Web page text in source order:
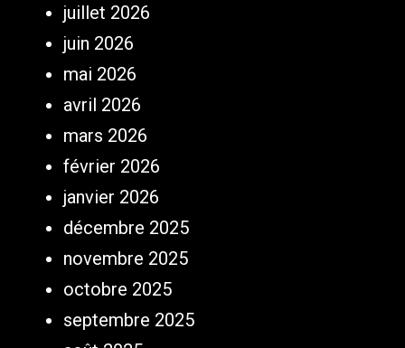
juillet 2026
juin 2026
mai 2026
avril 2026
mars 2026
février 2026
janvier 2026
décembre 2025
novembre 2025
octobre 2025
septembre 2025